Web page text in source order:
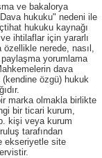
ve bakalorya
hukuku" nedeni ile
hukuku kaynağı
ihtilaflar için yararlı
nerede, nasıl,
yorumlama
dava
özgü) hukuk
marka olmakla birlikte
bir ticari kurum,
kişi veya kurum
tarafından
ekseriyetle site